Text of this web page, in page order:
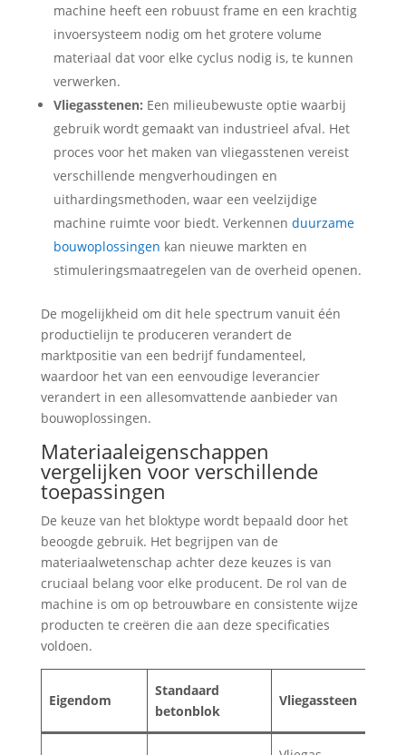
machine heeft een robuust frame en een krachtig
invoersysteem nodig om het grotere volume
materiaal dat voor elke cyclus nodig is, te kunnen
verwerken.
Vliegasstenen: Een milieubewuste optie waarbij
gebruik wordt gemaakt van industrieel afval. Het
proces voor het maken van vliegasstenen vereist
verschillende mengverhoudingen en
uithardingsmethoden, waar een veelzijdige
machine ruimte voor biedt. Verkennen duurzame
bouwoplossingen kan nieuwe markten en
stimuleringsmaatregelen van de overheid openen.
De mogelijkheid om dit hele spectrum vanuit één
productielijn te produceren verandert de
marktpositie van een bedrijf fundamenteel,
waardoor het van een eenvoudige leverancier
verandert in een allesomvattende aanbieder van
bouwoplossingen.
Materiaaleigenschappen
vergelijken voor verschillende
toepassingen
De keuze van het bloktype wordt bepaald door het
beoogde gebruik. Het begrijpen van de
materiaalwetenschap achter deze keuzes is van
cruciaal belang voor elke producent. De rol van de
machine is om op betrouwbare en consistente wijze
producten te creëren die aan deze specificaties
voldoen.
Eigendom
Standaard
betonblok
Vliegassteen